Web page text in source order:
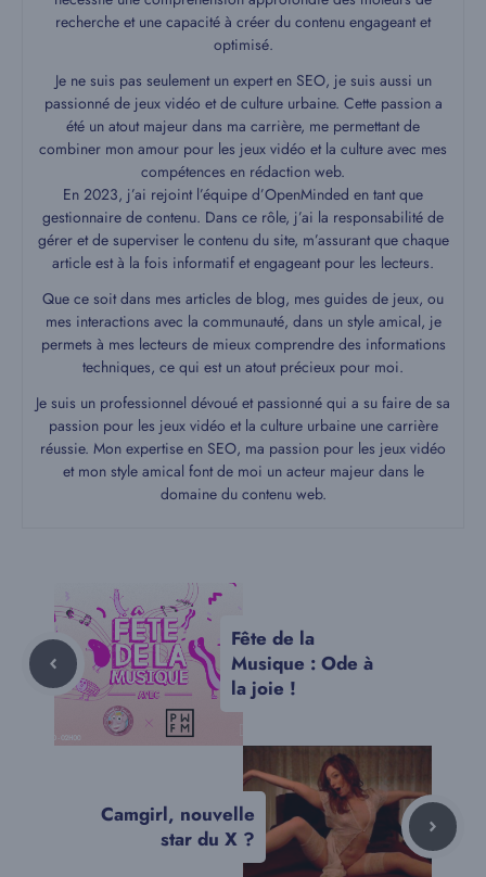
recherche et une capacité à créer du contenu engageant et
optimisé.
Je ne suis pas seulement un expert en SEO, je suis aussi un
passionné de jeux vidéo et de culture urbaine. Cette passion a
été un atout majeur dans ma carrière, me permettant de
combiner mon amour pour les jeux vidéo et la culture avec mes
compétences en rédaction web.
En 2023, j’ai rejoint l’équipe d’OpenMinded en tant que
gestionnaire de contenu. Dans ce rôle, j’ai la responsabilité de
gérer et de superviser le contenu du site, m’assurant que chaque
article est à la fois informatif et engageant pour les lecteurs.
Que ce soit dans mes articles de blog, mes guides de jeux, ou
mes interactions avec la communauté, dans un style amical, je
permets à mes lecteurs de mieux comprendre des informations
techniques, ce qui est un atout précieux pour moi.
Je suis un professionnel dévoué et passionné qui a su faire de sa
passion pour les jeux vidéo et la culture urbaine une carrière
réussie. Mon expertise en SEO, ma passion pour les jeux vidéo
et mon style amical font de moi un acteur majeur dans le
domaine du contenu web.
Fête de la
Musique : Ode à
la joie !
Camgirl, nouvelle
star du X ?